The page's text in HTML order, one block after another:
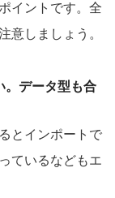
イントです。全
意しましょう。
。データ型も合
とインポートで
ているなどもエ